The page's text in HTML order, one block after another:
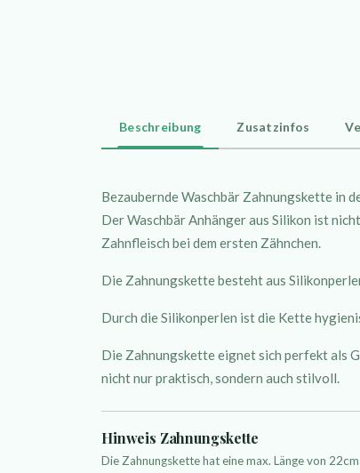
Beschreibung Zusatzinfos
Bezaubernde Waschbär Zahnungskette in
Der Waschbär Anhänger aus Silikon ist
Zahnfleisch bei dem ersten Zähnchen.
Die Zahnungskette besteht aus
Durch die Silikonperlen ist die Kette
Die Zahnungskette eignet sich perfekt als
nicht nur praktisch, sondern auch stilvoll.
Hinweis Zahnungskette
Die Zahnungskette hat eine max. Länge von